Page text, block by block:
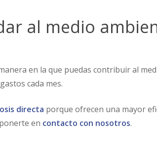
al medio
en la que puedas contribuir al
cada mes.
directa porque ofrecen una mayor
en contacto con nosotros.